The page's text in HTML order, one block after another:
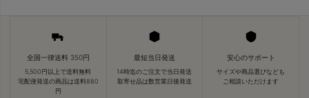
全国一律送料 350円
5,500円以上で送料無料
宅配便発送の商品は送料880
円
最短当日発送
14時迄のご注文で当日発送
取寄せ品は数営業日後発送
安心のサポート
サイズや商品選びなども
ご相談いただけます